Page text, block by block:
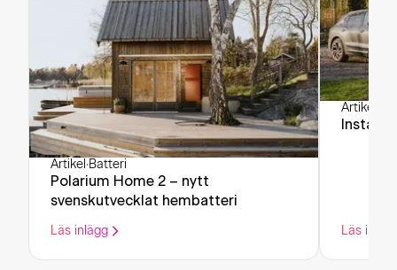
Artikel ·Batteri
Polarium Home 2 – nytt
svenskutvecklat hembatteri
Läs inlägg
Artikel
Läs